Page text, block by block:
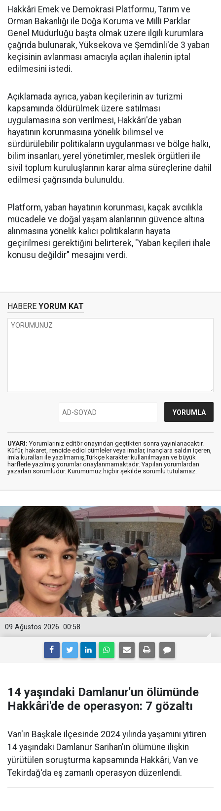
Hakkâri Emek ve Demokrasi Platformu, Tarım ve
Orman Bakanlığı ile Doğa Koruma ve Milli Parklar
Genel Müdürlüğü başta olmak üzere ilgili kurumlara
çağrıda bulunarak, Yüksekova ve Şemdinli'de 3 yaban
keçisinin avlanması amacıyla açılan ihalenin iptal
edilmesini istedi.
Açıklamada ayrıca, yaban keçilerinin av turizmi
kapsamında öldürülmek üzere satılması
uygulamasına son verilmesi, Hakkâri'de yaban
hayatının korunmasına yönelik bilimsel ve
sürdürülebilir politikaların uygulanması ve bölge halkı,
bilim insanları, yerel yönetimler, meslek örgütleri ile
sivil toplum kuruluşlarının karar alma süreçlerine dahil
edilmesi çağrısında bulunuldu.
Platform, yaban hayatının korunması, kaçak avcılıkla
mücadele ve doğal yaşam alanlarının güvence altına
alınmasına yönelik kalıcı politikaların hayata
geçirilmesi gerektiğini belirterek, "Yaban keçileri ihale
konusu değildir" mesajını verdi.
HABERE YORUM KAT
UYARI: Yorumlarınız editör onayından geçtikten sonra yayınlanacaktır.
Küfür, hakaret, rencide edici cümleler veya imalar, inançlara saldırı içeren,
imla kuralları ile yazılmamış,Türkçe karakter kullanılmayan ve büyük
harflerle yazılmış yorumlar onaylanmamaktadır. Yapılan yorumlardan
yazarları sorumludur. Kurumumuz hiçbir şekilde sorumlu tutulamaz.
00:58
09 Ağustos 2026
14 yaşındaki Damlanur'un ölümünde
Hakkâri'de de operasyon: 7 gözaltı
Van'ın Başkale ilçesinde 2024 yılında yaşamını yitiren
14 yaşındaki Damlanur Sarihan'ın ölümüne ilişkin
yürütülen soruşturma kapsamında Hakkâri, Van ve
Tekirdağ'da eş zamanlı operasyon düzenlendi.